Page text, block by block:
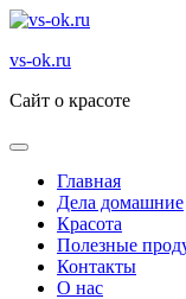
Перейти
содержимому
vs-ok.ru
Сайт о красоте
Главная
Дела домашние
Красота
Полезные
Контакты
О нас